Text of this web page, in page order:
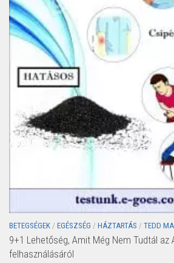
BETEGSÉGEK / EGÉSZSÉG / HÁZTARTÁS / TEDD
9+1 Lehetőség, Amit Még Nem Tudtál az
felhasználásáról